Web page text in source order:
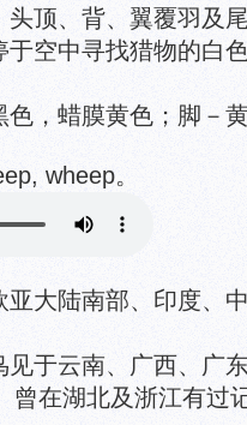
头顶、背、翼覆羽及
于空中寻找猎物的白
色，蜡膜黄色；脚－
wheep。
亚大陆南部、印度、
见于云南、广西、广
曾在湖北及浙江有过